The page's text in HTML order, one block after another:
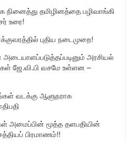
தமிழினத்தை பழிவாங்கி
உரை!
புதிய நடைமுறை!
அரசியல்
ஜே.வி.பி வசமே உள்ளன –
வடக்கு ஆளுநராக
அமைப்பின் மூத்த தளபதியின்
பிரமாணம்!!